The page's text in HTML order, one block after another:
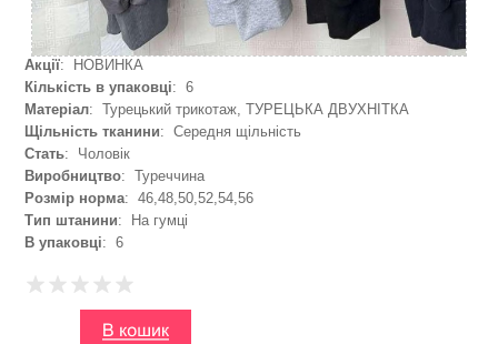
Акції: НОВИНКА
Кількість в упаковці: 6
Матеріал: Турецький трикотаж, ТУРЕЦЬКА ДВУХНІТКА
Щільність тканини: Середня щільність
Стать: Чоловік
Виробництво: Туреччина
Розмір норма: 46,48,50,52,54,56
Тип штанини: На гумці
В упаковці: 6